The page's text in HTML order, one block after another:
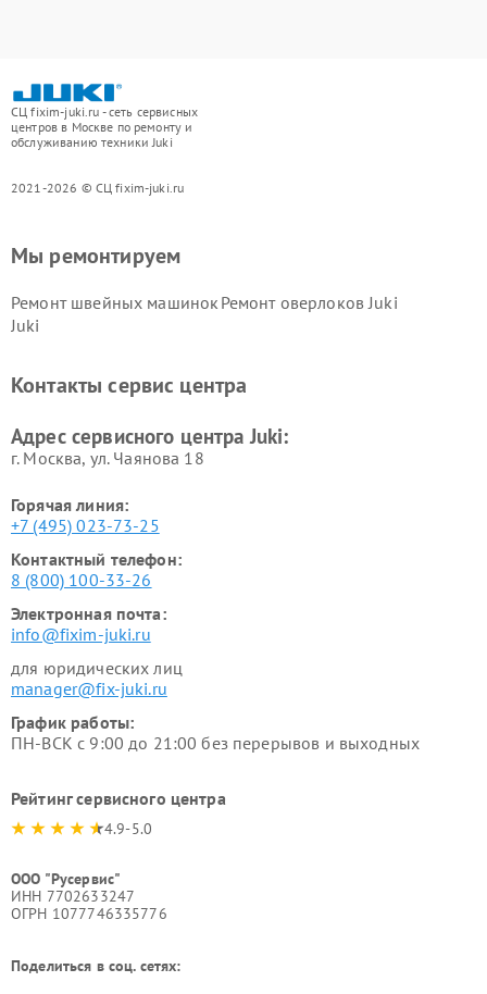
СЦ fixim-juki.ru - сеть сервисных
центров в Москве по ремонту и
обслуживанию техники Juki
2021-2026 © СЦ fixim-juki.ru
Мы ремонтируем
Ремонт швейных машинок
Juki
Ремонт оверлоков Juki
Контакты сервис центра
Адрес сервисного центра Juki:
г. Москва, ул. Чаянова 18
Горячая линия:
+7 (495) 023-73-25
Контактный телефон:
8 (800) 100-33-26
Электронная почта:
info@fixim-juki.ru
для юридических лиц
manager@fix-juki.ru
График работы:
ПН-ВСК с 9:00 до 21:00 без перерывов и выходных
Рейтинг сервисного центра
4.9-5.0
ООО "Русервис"
ИНН 7702633247
ОГРН 1077746335776
Поделиться в соц. сетях: